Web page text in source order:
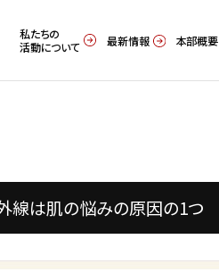
私たちの
活動について
最新情報 本部概要
線は肌の悩みの原因の1つ